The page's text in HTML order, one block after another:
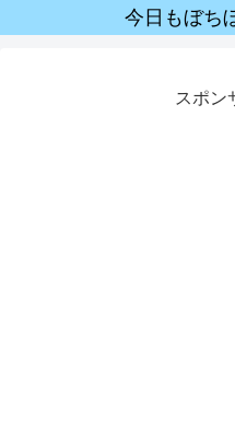
今日もぼち
スポン